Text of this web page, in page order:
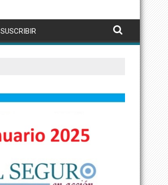
SUSCRIBIR